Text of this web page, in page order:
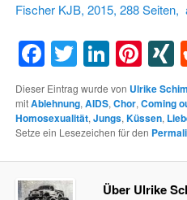
Fischer KJB, 2015, 288 Seiten,
Facebook
Twitter
Dieser Eintrag wurde von Ulrike
mitAblehnung, AIDS, Chor, Coming
Homosexualität, Jungs, Küssen,
Setze ein Lesezeichen für den
Über Ulrike